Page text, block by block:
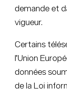
demande et
vigueur.
Certains
l’Union
données
de la Loi